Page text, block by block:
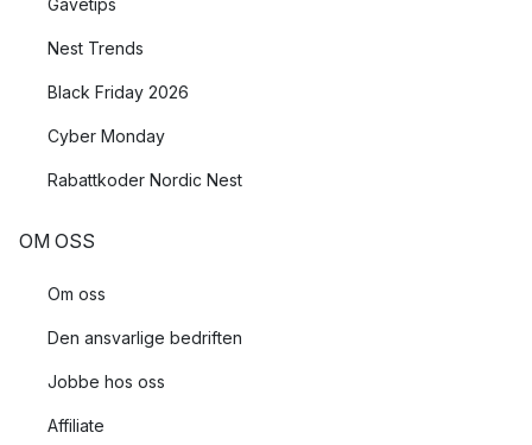
Gavetips
Nest Trends
Black Friday 2026
Cyber Monday
Rabattkoder Nordic Nest
OM OSS
Om oss
Den ansvarlige bedriften
Jobbe hos oss
Affiliate